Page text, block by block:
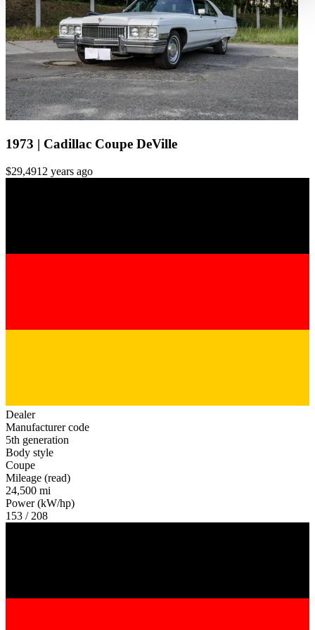
haben oder die sie im Rahmen Ihrer Nutzung der Dienste
gesammelt haben.Datenschutzerklärung
1973 | Cadillac Coupe DeVille
$29,491 2 years ago
Dealer
Manufacturer code
5th generation
Body style
Coupe
Mileage (read)
24,500 mi
Power (kW/hp)
153 / 208